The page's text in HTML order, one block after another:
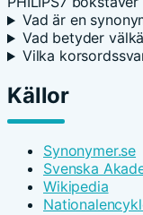
Vad är en
Vad betyder
Vilka
Källor
Synonymer.se
Svenska
Wikipedia